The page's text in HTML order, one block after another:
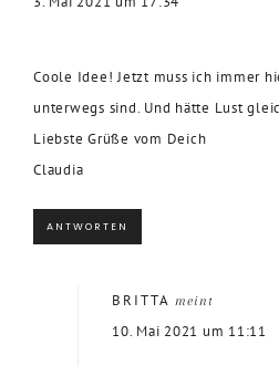
Coole Idee! Jetzt muss ich immer
unterwegs sind. Und hätte Lust
Liebste Grüße vom Deich
Claudia
ANTWORTEN
BRITTA meint
10. Mai 2021 um 11:11